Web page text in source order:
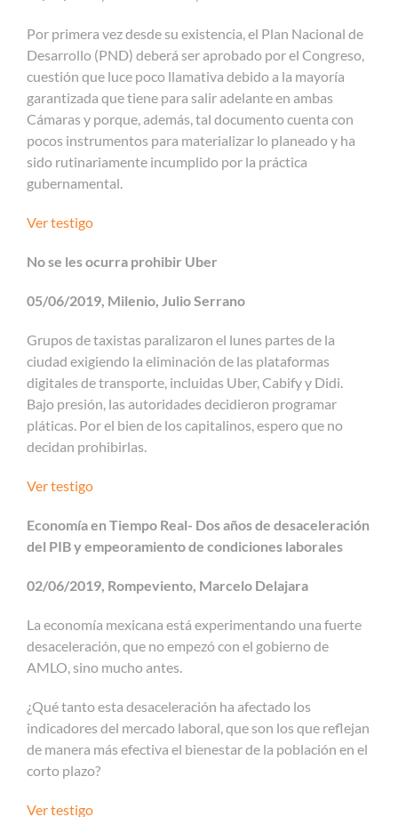
Por primera vez desde su existencia, el Plan Nacional de
Desarrollo (PND) deberá ser aprobado por el Congreso,
cuestión que luce poco llamativa debido a la mayoría
garantizada que tiene para salir adelante en ambas
Cámaras y porque, además, tal documento cuenta con
pocos instrumentos para materializar lo planeado y ha
sido rutinariamente incumplido por la práctica
gubernamental.
Ver testigo
No se les ocurra prohibir Uber
05/06/2019, Milenio, Julio Serrano
Grupos de taxistas paralizaron el lunes partes de la
ciudad exigiendo la eliminación de las plataformas
digitales de transporte, incluidas Uber, Cabify y Didi.
Bajo presión, las autoridades decidieron programar
pláticas. Por el bien de los capitalinos, espero que no
decidan prohibirlas.
Ver testigo
Economía en Tiempo Real- Dos años de desaceleración
del PIB y empeoramiento de condiciones laborales
02/06/2019, Rompeviento, Marcelo Delajara
La economía mexicana está experimentando una fuerte
desaceleración, que no empezó con el gobierno de
AMLO, sino mucho antes.
¿Qué tanto esta desaceleración ha afectado los
indicadores del mercado laboral, que son los que reflejan
de manera más efectiva el bienestar de la población en el
corto plazo?
Ver testigo